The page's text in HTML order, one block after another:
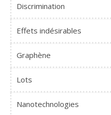
Discrimination
Effets indésirables
Graphène
Lots
Nanotechnologies